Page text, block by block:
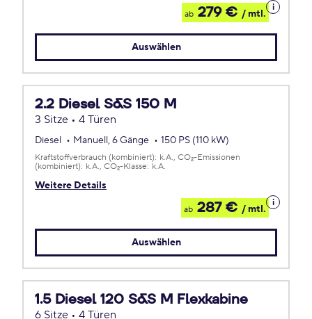
ab 279 € / mtl.
Details
zum
Auswählen
2.2 Diesel S&S 150 M
3 Sitze • 4 Türen
Diesel Manuell, 6 Gänge 150 PS (110 kW)
Weitere Details
Kraftstoffverbrauch (kombiniert): k.A. CO2-Emissionen
(kombiniert): k.A. CO2-Klasse: k.A.
ab 287 € / mtl.
Details
zum
Auswählen
1.5 Diesel 120 S&S M Flexkabine
6 Sitze • 4 Türen